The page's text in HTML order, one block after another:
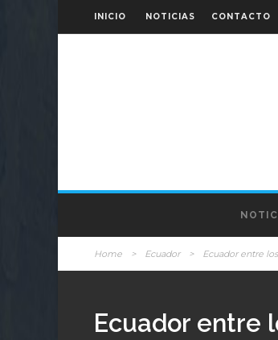
INICIO NOTICIAS CONTACTO
Home > Ecuador > Ecuador entre
Ecuador entre